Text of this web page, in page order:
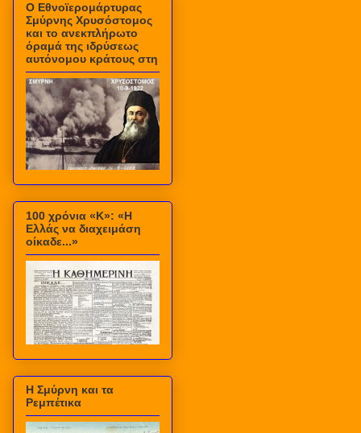
Ο Εθνοϊερομάρτυρας
Σμύρνης Χρυσόστομος
και το ανεκπλήρωτο
όραμά της ιδρύσεως
αυτόνομου κράτους στη
100 χρόνια «Κ»: «Η
Ελλάς να διαχειμάση
οίκαδε...»
Η Σμύρνη και τα
Ρεμπέτικα